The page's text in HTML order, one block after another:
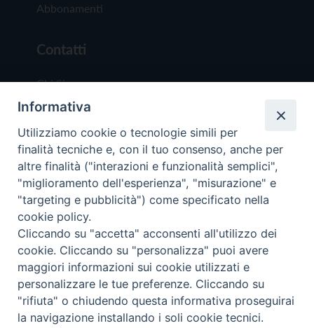
Abbonamenti
Contatti
Chi Siamo
Redazione
Scrivici
Copyright © 2019 - Tutti i diritti riservati - Vita
Trentina Editrice
Privacy Policy
Torna
Informativa
Utilizziamo cookie o tecnologie simili per
finalità tecniche e, con il tuo consenso, anche per
altre finalità ("interazioni e funzionalità semplici",
"miglioramento dell'esperienza", "misurazione" e
"targeting e pubblicità") come specificato nella
cookie policy.
Cliccando su "accetta" acconsenti all'utilizzo dei
cookie. Cliccando su "personalizza" puoi avere
maggiori informazioni sui cookie utilizzati e
personalizzare le tue preferenze. Cliccando su
"rifiuta" o chiudendo questa informativa proseguirai
la navigazione installando i soli cookie tecnici.